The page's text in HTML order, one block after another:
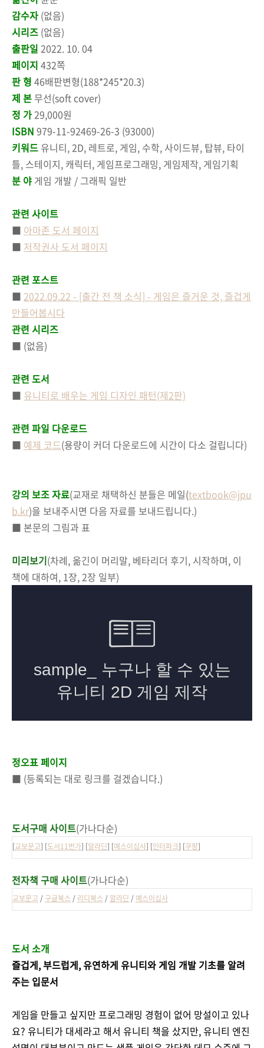
감수자 (없음)
시리즈 (없음)
출판일 2022. 10. 04
페이지 432쪽
판 형 46배판변형(188*245*20.3)
제 본 무선(soft cover)
정 가29,000원
ISBN 979-11-92469-26-3 (93000)
키워드 유니티, 2D, 레트로, 게임, 수학, 사이드뷰, 탑뷰, 타이
틀, 스테이지, 캐릭터, 게임프로그래밍, 게임제작, 게임기획
분 야 게임 개발 / 그래픽 일반
관련 사이트
■ 아마존 도서 페이지
■ 저작권사 도서 페이지
관련 포스트
■ 2022.09.22 - [출간 전 책 소식] - 게임은 즐거운 것, 즐겁게
만들어봅시다
관련 시리즈
■ (없음)
관련 도서
■ 유니티로 배우는 게임 디자인 패턴(제2판)
관련 파일 다운로드
■ 예제 코드(용량이 커더 다운로드에 시간이 다소 걸립니다)
강의 보조 자료(교재로 채택하신 분들은 메일(textbook@jpu
b.kr)을 보내주시면 다음 자료를 보내드립니다.)
■ 본문의 그림과 표
미리보기(차례, 옮긴이 머리말, 베타리더 후기, 시작하며, 이
책에 대하여, 1장, 2장 일부)
정오표 페이지
■ (등록되는 대로 링크를 걸겠습니다.)
도서구매 사이트(가나다순)
[교보문고] [도서11번가] [알라딘] [예스이십사] [인터파크] [쿠팡]
전자책 구매 사이트(가나다순)
교보문고 /구글북스 / 리디북스 / 알라딘 / 예스이십사
도서 소개
즐겁게, 부드럽게, 유연하게 유니티와 게임 개발 기초를 알려
주는 입문서
게임을 만들고 싶지만 프로그래밍 경험이 없어 망설이고 있나
요? 유니티가 대세라고 해서 유니티 책을 샀지만, 유니티 엔진